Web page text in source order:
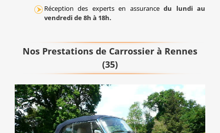
Réception des experts en assurancedu lundi au
vendredi de 8h à 18h.
Nos Prestations de Carrossier à Rennes
(35)